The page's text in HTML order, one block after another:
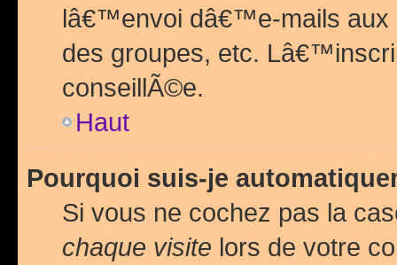
lâ€™envoi dâ€™e-mails
des groupes, etc.
conseillÃ©e.
Haut
Pourquoi suis-je
Si vous ne cochez pas la
chaque visite lors de votre